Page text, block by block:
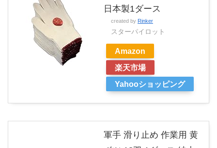
日本製1ダース
created by Rinker
スターパイロット
Amazon
楽天市場
Yahooショッピング
軍手 滑り止め 作業用 黄